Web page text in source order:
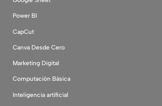
Power BI
CapCut
Canva Desde Cero
Marketing Digital
Computación Básica
Inteligencia artificial